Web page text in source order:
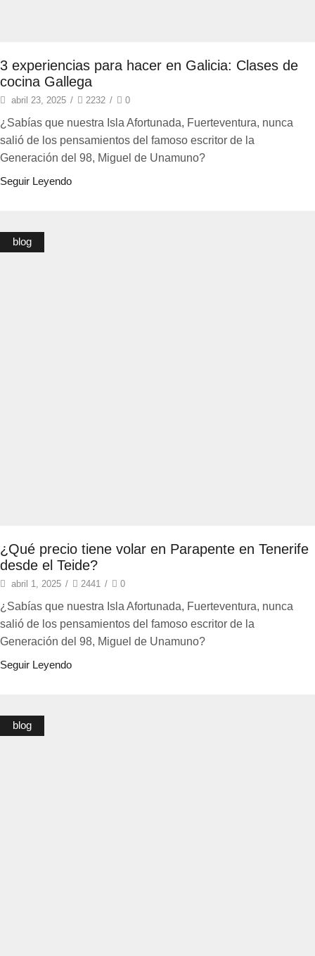
3 experiencias para hacer en Galicia: Clases de
cocina Gallega
abril 23, 2025 / 2232 / 0
¿Sabías que nuestra Isla Afortunada, Fuerteventura, nunca
salió de los pensamientos del famoso escritor de la
Generación del 98, Miguel de Unamuno?
Seguir Leyendo
blog
¿Qué precio tiene volar en Parapente en Tenerife
desde el Teide?
abril 1, 2025 / 2441 / 0
¿Sabías que nuestra Isla Afortunada, Fuerteventura, nunca
salió de los pensamientos del famoso escritor de la
Generación del 98, Miguel de Unamuno?
Seguir Leyendo
blog